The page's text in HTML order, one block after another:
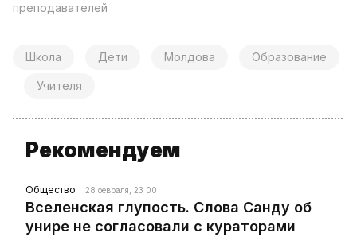
преподавателей
Школа Дети Молдова Образование
Учителя
Рекомендуем
Общество 28 февраля, 23:00
Вселенская глупость. Слова Санду об
унире не согласовали с кураторами